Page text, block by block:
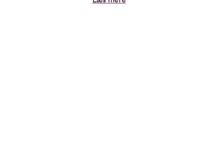
fællesskab og fordybelse.